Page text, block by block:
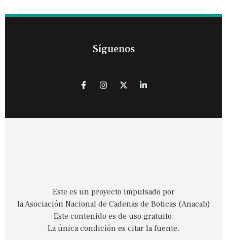
Síguenos
Este es un proyecto impulsado por
la Asociación Nacional de Cadenas de Boticas (Anacab)
Este contenido es de uso gratuito.
La única condición es citar la fuente.